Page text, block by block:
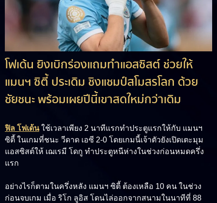
โฟเด้น ยิงเบิกร่องแถมทำแอสซิสต์ ช่วยให้
แมนฯ ซิตี้ ประเดิม ชิงแชมป์สโมสรโลก ด้วย
ชัยชนะ พร้อมเผยปีนี้เขาสดใหม่กว่าเดิม
ฟิล โฟเด้นใช้เวลาเพียง 2 นาทีแรกทำประตูแรกให้กับ แมนฯ
ซิตี้ ในเกมที่ชนะ วีดาด เอซี 2-0 โดยเกมนี้เจ้าตัวยังเปิดเตะมุม
แอสซิสต์ให้ เฌเรมี โดกู ทำประตูหนีห่างในช่วงก่อนหมดครึ่ง
แรก
อย่างไรก็ตามในครึ่งหลัง แมนฯ ซิตี้ ต้องเหลือ 10 คน ในช่วง
ก่อนจบเกม เมื่อ ริโก ลูอิส โดนไล่ออกจากสนามในนาทีที่ 88